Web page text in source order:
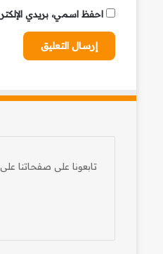
احفظ اسمي، بريدي
تابعونا على صفحاتنا